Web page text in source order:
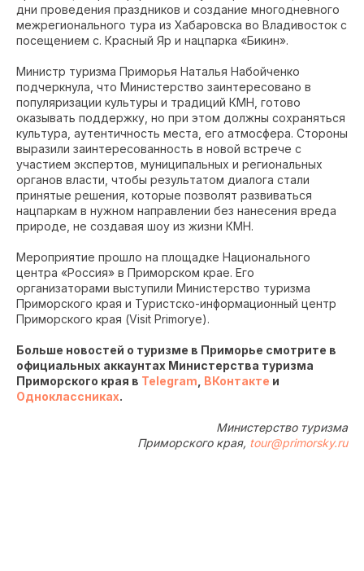
дни проведения праздников и создание многодневного
межрегионального тура из Хабаровска во Владивосток с
посещением с. Красный Яр и нацпарка «Бикин».
Министр туризма Приморья Наталья Набойченко
подчеркнула, что Министерство заинтересовано в
популяризации культуры и традиций КМН, готово
оказывать поддержку, но при этом должны сохраняться
культура, аутентичность места, его атмосфера. Стороны
выразили заинтересованность в новой встрече с
участием экспертов, муниципальных и региональных
органов власти, чтобы результатом диалога стали
принятые решения, которые позволят развиваться
нацпаркам в нужном направлении без нанесения вреда
природе, не создавая шоу из жизни КМН.
Мероприятие прошло на площадке Национального
центра «Россия» в Приморском крае. Его
организаторами выступили Министерство туризма
Приморского края и Туристско-информационный центр
Приморского края (Visit Primorye).
Больше новостей о туризме в Приморье смотрите в
официальных аккаунтах Министерства туризма
Приморского края в Telegram ВКонтакте и
Одноклассниках.
Министерство туризма
Приморского края, tour@primorsky.ru